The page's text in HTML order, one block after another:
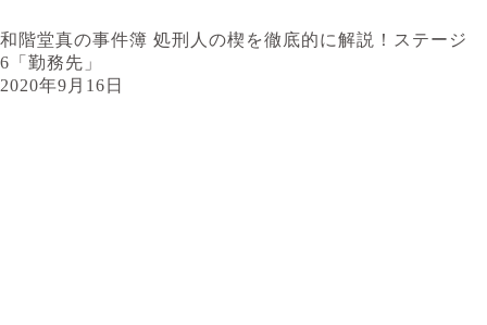
和階堂真の事件簿 処刑人の楔を徹底的に解説！ステージ
6「勤務先」
2020年9月16日